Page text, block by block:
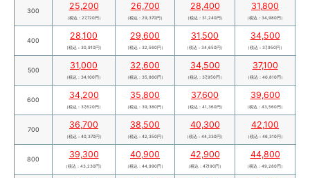
300 25,200
（税込：27,720円）
26,700
（税込：29,370円）
28,400
（税込：31,240円）
31,800
（税込：34,980円）
400 28,100
（税込：30,910円）
29,600
（税込：32,560円）
31,500
（税込：34,650円）
34,500
（税込：37,950円）
500 31,000
（税込：34,100円）
32,600
（税込：35,860円）
34,500
（税込：37,950円）
37,100
（税込：40,810円）
600 34,200
（税込：37,620円）
35,800
（税込：39,380円）
37,600
（税込：41,360円）
39,600
（税込：43,560円）
700 36,700
（税込：40,370円）
38,500
（税込：42,350円）
40,300
（税込：44,330円）
42,100
（税込：46,310円）
800 39,300
（税込：43,230円）
40,900
（税込：44,990円）
42,900
（税込：47,190円）
44,800
（税込：49,280円）